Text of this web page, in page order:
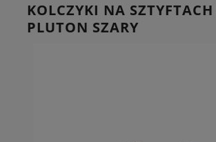
KOLCZYKI NA
PLUTON SZARY